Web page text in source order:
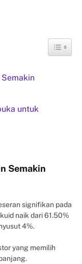
untuk
Semakin
signifikan pada
naik dari 61.50%
4%.
yang memilih